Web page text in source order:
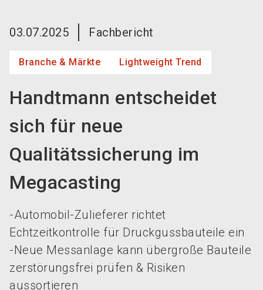
03.07.2025 Fachbericht
Branche & Märkte Lightweight Trend
Handtmann entscheidet
sich für neue
Qualitätssicherung im
Megacasting
-Automobil-Zulieferer richtet
Echtzeitkontrolle für Druckgussbauteile ein
-Neue Messanlage kann übergroße Bauteile
zerstörungsfrei prüfen & Risiken
aussortieren